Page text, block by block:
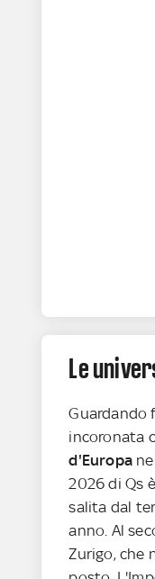
Le
Guardando
incoronata
d'Europa
2026 di Qs
salita dal
anno. Al
Zurigo, che